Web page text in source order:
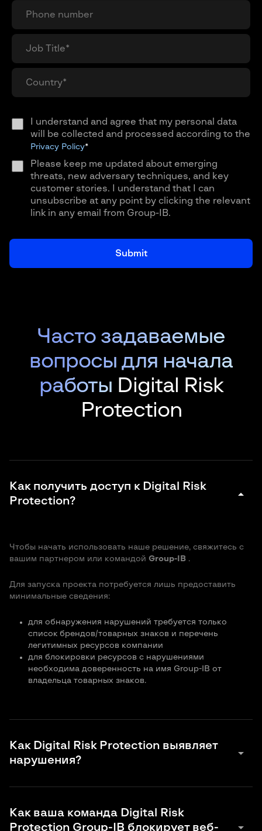
I understand and agree that my personal data
will be collected and processed according to the
Privacy Policy*
Please keep me updated about emerging
threats, new adversary techniques, and key
customer stories. I understand that I can
unsubscribe at any point by clicking the relevant
link in any email from Group-IB.
Часто задаваемые
вопросы для начала
работы Digital Risk
Protection
Как получить доступ к Digital Risk
Protection?
arrow_drop_down
Чтобы начать использовать наше решение, свяжитесь с
вашим партнером или командой Group-IB .
Для запуска проекта потребуется лишь предоставить
минимальные сведения:
для обнаружения нарушений требуется только
список брендов/товарных знаков и перечень
легитимных ресурсов компании
для блокировки ресурсов с нарушениями
необходима доверенность на имя Group-IB от
владельца товарных знаков.
Как Digital Risk Protection выявляет
нарушения?
arrow_drop_down
базы данных, рекламу, результаты выдачи поисковых
систем, социальные сети, специальные парсеры для
Как ваша команда Digital Risk
Protection Group-IB блокирует веб-
arrow_drop_down